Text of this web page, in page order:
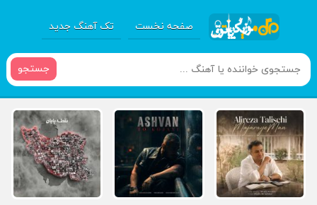
صفحه نخست تک آهنگ جدید
جستجو